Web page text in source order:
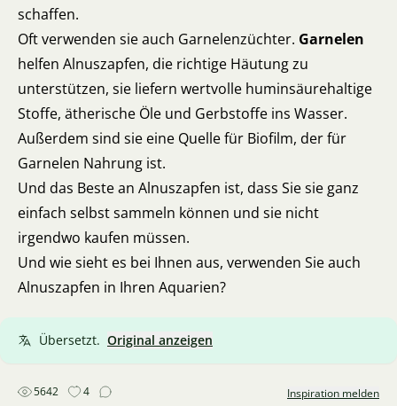
schaffen.
Oft verwenden sie auch Garnelenzüchter. Garnelen
helfen Alnuszapfen, die richtige Häutung zu
unterstützen, sie liefern wertvolle huminsäurehaltige
Stoffe, ätherische Öle und Gerbstoffe ins Wasser.
Außerdem sind sie eine Quelle für Biofilm, der für
Garnelen Nahrung ist.
Und das Beste an Alnuszapfen ist, dass Sie sie ganz
einfach selbst sammeln können und sie nicht
irgendwo kaufen müssen.
Und wie sieht es bei Ihnen aus, verwenden Sie auch
Alnuszapfen in Ihren Aquarien?
Übersetzt. Original anzeigen
5642 4 Inspiration melden